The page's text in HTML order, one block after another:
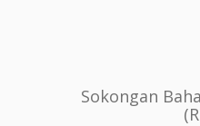
Sokongan